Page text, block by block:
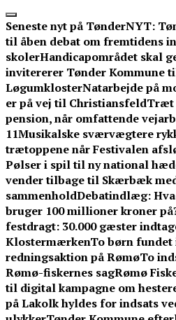
Seneste nyt på TønderNYT:
til åben debat om fremtidens
skolerHandicapområdet skal
invitererer Tønder Kommune
LøgumklosterNatarbejde på
er på vej til ChristiansfeldTræt
pension, når omfattende
11Musikalske sværvægtere
trætoppene når Festivalen
Pølser i spil til ny national
vender tilbage til Skærbæk
sammenholdDebatindlæg:
bruger 100 millioner kroner
festdragt: 30.000 gæster
KlostermærkenTo børn
redningsaktion på RømøTo
Rømø-fiskernes sagRømø
til digital kampagne om
på Lakolk hyldes for indsats